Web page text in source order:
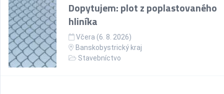
Dopytujem: plot z poplastovaného
hliníka
Včera (6. 8. 2026)
Banskobystrický kraj
Stavebníctvo